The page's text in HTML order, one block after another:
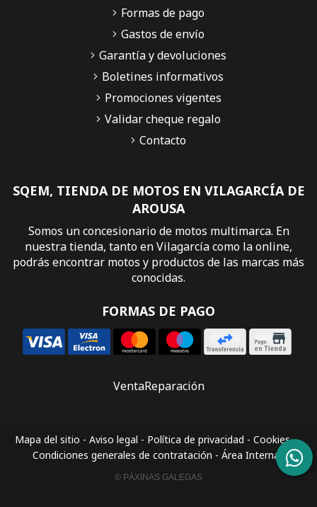
SQEM, TIENDA DE MOTOS EN VILAGARCÍA DE
AROUSA
Somos un concesionario de motos multimarca. En
nuestra tienda, tanto en Vilagarcía como la online,
podrás encontrar motos y productos de las marcas más
conocidas.
FORMAS DE PAGO
Formas de pago
Gastos de envío
Garantía y devoluciones
Boletines informativos
Promociones vigentes
Validar cheque regalo
Contacto
VentaReparación
Mapa del sitio - Aviso legal - Política de privacidad - Cookies-
Condiciones generales de contratación - Área Interna
© PÁXINAS GALEGAS